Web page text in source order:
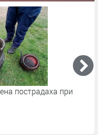
пострадаха при